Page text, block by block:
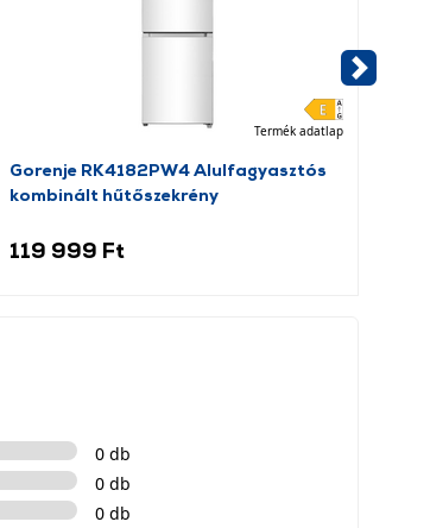
Termék adatlap
Gorenje RK4182PW4 Alulfagyasztós
kombinált hűtőszekrény
119 999 Ft
0 db
0 db
0 db